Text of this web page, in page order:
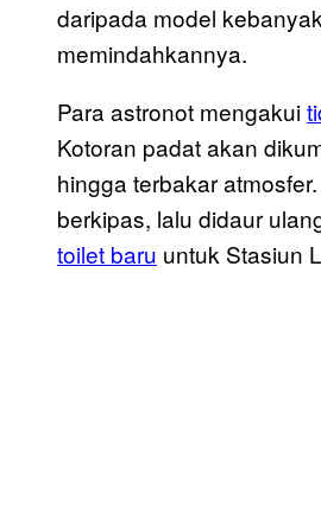
daripada model
memindahkannya.
Para astronot mengakui
Kotoran padat akan
hingga terbakar
berkipas, lalu didaur
toilet baru untuk Stasiun